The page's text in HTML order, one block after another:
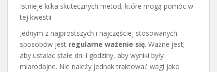
Istnieje kilka skutecznych metod, które mogą pomóc w
tej kwestii.
Jednym z najprostszych i najczęściej stosowanych
sposobów jest regularne ważenie się. Ważne jest,
aby ustalać stałe dni i godziny, aby wyniki były
miarodajne. Nie należy jednak traktować wagi jako